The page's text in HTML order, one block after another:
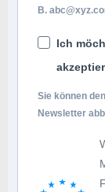
B.
Ich
Sie können
Newsletter